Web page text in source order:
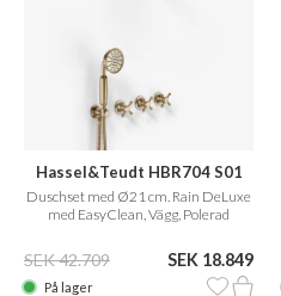
Hassel&Teudt HBR704 S01
Duschset med Ø21 cm. Rain DeLuxe
med EasyClean, Vägg, Polerad
SEK 42.709 SEK 18.849
På lager